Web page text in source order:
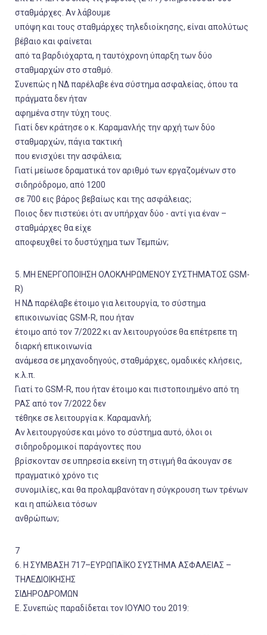
σταθμάρχες. Αν λάβουμε
υπόψη και τους σταθμάρχες τηλεδιοίκησης, είναι απολύτως
βέβαιο και φαίνεται
από τα βαρδιόχαρτα, η ταυτόχρονη ύπαρξη των δύο
σταθμαρχών στο σταθμό.
Συνεπώς η ΝΔ παρέλαβε ένα σύστημα ασφαλείας, όπου τα
πράγματα δεν ήταν
αφημένα στην τύχη τους.
Γιατί δεν κράτησε ο κ. Καραμανλής την αρχή των δύο
σταθμαρχών, πάγια τακτική
που ενισχύει την ασφάλεια;
Γιατί μείωσε δραματικά τον αριθμό των εργαζομένων στο
σιδηρόδρομο, από 1200
σε 700 εις βάρος βεβαίως και της ασφάλειας;
Ποιος δεν πιστεύει ότι αν υπήρχαν δύο - αντί για έναν –
σταθμάρχες θα είχε
αποφευχθεί το δυστύχημα των Τεμπών;
5. ΜΗ ΕΝΕΡΓΟΠΟΙΗΣΗ ΟΛΟΚΛΗΡΩΜΕΝΟΥ ΣΥΣΤΗΜΑΤΟΣ GSM-
R)
Η ΝΔ παρέλαβε έτοιμο για λειτουργία, το σύστημα
επικοινωνίας GSM-R, που ήταν
έτοιμο από τον 7/2022 κι αν λειτουργούσε θα επέτρεπε τη
διαρκή επικοινωνία
ανάμεσα σε μηχανοδηγούς, σταθμάρχες, ομαδικές κλήσεις,
κ.λ.π.
Γιατί το GSM-R, που ήταν έτοιμο και πιστοποιημένο από τη
ΡΑΣ από τον 7/2022 δεν
τέθηκε σε λειτουργία κ. Καραμανλή;
Αν λειτουργούσε και μόνο το σύστημα αυτό, όλοι οι
σιδηροδρομικοί παράγοντες που
βρίσκονταν σε υπηρεσία εκείνη τη στιγμή θα άκουγαν σε
πραγματικό χρόνο τις
συνομιλίες, και θα προλαμβανόταν η σύγκρουση των τρένων
και η απώλεια τόσων
ανθρώπων;
7
6. Η ΣΥΜΒΑΣΗ 717–ΕΥΡΩΠΑΪΚΟ ΣΥΣΤΗΜΑ ΑΣΦΑΛΕΙΑΣ –
ΤΗΛΕΔΙΟΙΚΗΣΗΣ
ΣΙΔΗΡΟΔΡΟΜΩΝ
Ε. Συνεπώς παραδίδεται τον ΙΟΥΛΙΟ του 2019: